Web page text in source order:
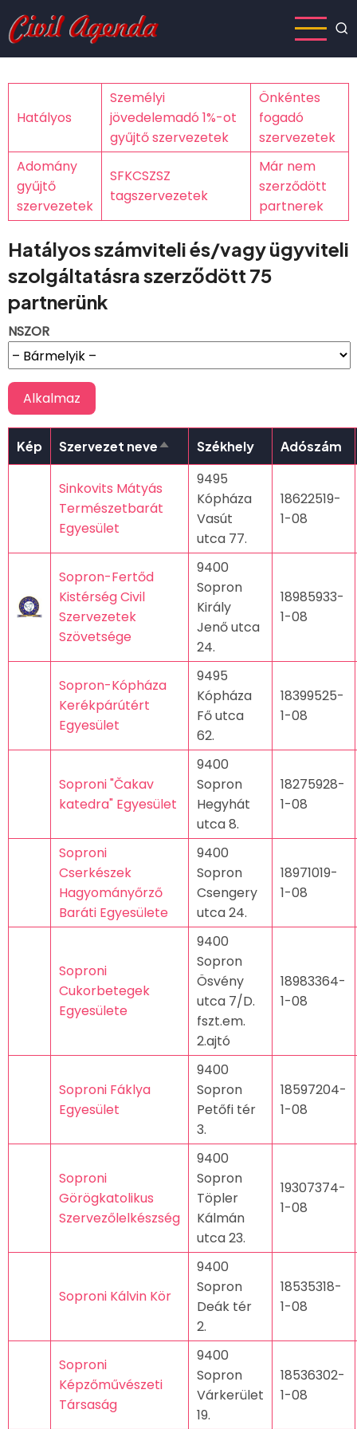
Ugrás
tartalomra
Hatályos
Személyi
jövedelemadó 1%-ot
gyűjtő szervezetek
Önkéntes
fogadó
szervezetek
Adomány
gyűjtő
szervezetek
SFKCSZSZ
tagszervezetek
Már nem
szerződött
partnerek
Hatályos számviteli és/vagy ügyviteli
szolgáltatásra szerződött 75
partnerünk
NSZOR
Kép Szervezet neveCsökkenő
rendezés
Székhely Adószám
Sinkovits Mátyás
Természetbarát
Egyesület
9495
Kópháza
Vasút
utca 77.
18622519-
1-08
Sopron-Fertőd
Kistérség Civil
Szervezetek
Szövetsége
9400
Sopron
Király
Jenő utca
24.
18985933-
1-08
Sopron-Kópháza
Kerékpárútért
Egyesület
9495
Kópháza
Fő utca
62.
18399525-
1-08
Soproni "Čakav
katedra" Egyesület
9400
Sopron
Hegyhát
utca 8.
18275928-
1-08
Soproni
Cserkészek
Hagyományőrző
Baráti Egyesülete
9400
Sopron
Csengery
utca 24.
18971019-
1-08
Soproni
Cukorbetegek
Egyesülete
9400
Sopron
Ösvény
utca 7/D.
fszt.em.
2.ajtó
18983364-
1-08
Soproni Fáklya
Egyesület
9400
Sopron
Petőfi tér
3.
18597204-
1-08
Soproni
Görögkatolikus
Szervezőlelkészség
9400
Sopron
Töpler
Kálmán
utca 23.
19307374-
1-08
Soproni Kálvin Kör
9400
Sopron
Deák tér
2.
18535318-
1-08
Soproni
Képzőművészeti
Társaság
9400
Sopron
Várkerület
19.
18536302-
1-08